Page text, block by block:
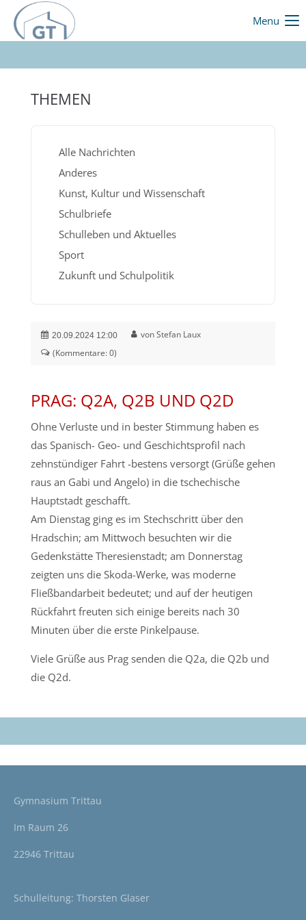
Menu
THEMEN
Alle Nachrichten
Anderes
Kunst, Kultur und Wissenschaft
Schulbriefe
Schulleben und Aktuelles
Sport
Zukunft und Schulpolitik
20.09.2024 12:00
von Stefan Laux
(Kommentare: 0)
PRAG: Q2A, Q2B UND Q2D
Ohne Verluste und in bester Stimmung haben es
das Spanisch- Geo- und Geschichtsprofil nach
zehnstündiger Fahrt -bestens versorgt (Grüße gehen
raus an Gabi und Angelo) in die tschechische
Hauptstadt geschafft.
Am Dienstag ging es im Stechschritt über den
Hradschin; am Mittwoch besuchten wir die
Gedenkstätte Theresienstadt; am Donnerstag
zeigten uns die Skoda-Werke, was moderne
Fließbandarbeit bedeutet; und auf der heutigen
Rückfahrt freuten sich einige bereits nach 30
Minuten über die erste Pinkelpause.
Viele Grüße aus Prag senden die Q2a, die Q2b und
die Q2d.
Gymnasium Trittau
Im Raum 26
22946 Trittau
Schulleitung: Thorsten Glaser